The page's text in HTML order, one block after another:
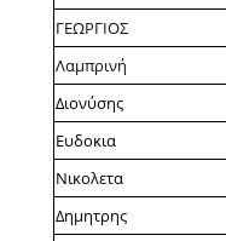
ΓΕΩΡΓΙΟΣ
Λαμπρινή
Διονύσης
Ευδοκια
Νικολετα
Δημητρης